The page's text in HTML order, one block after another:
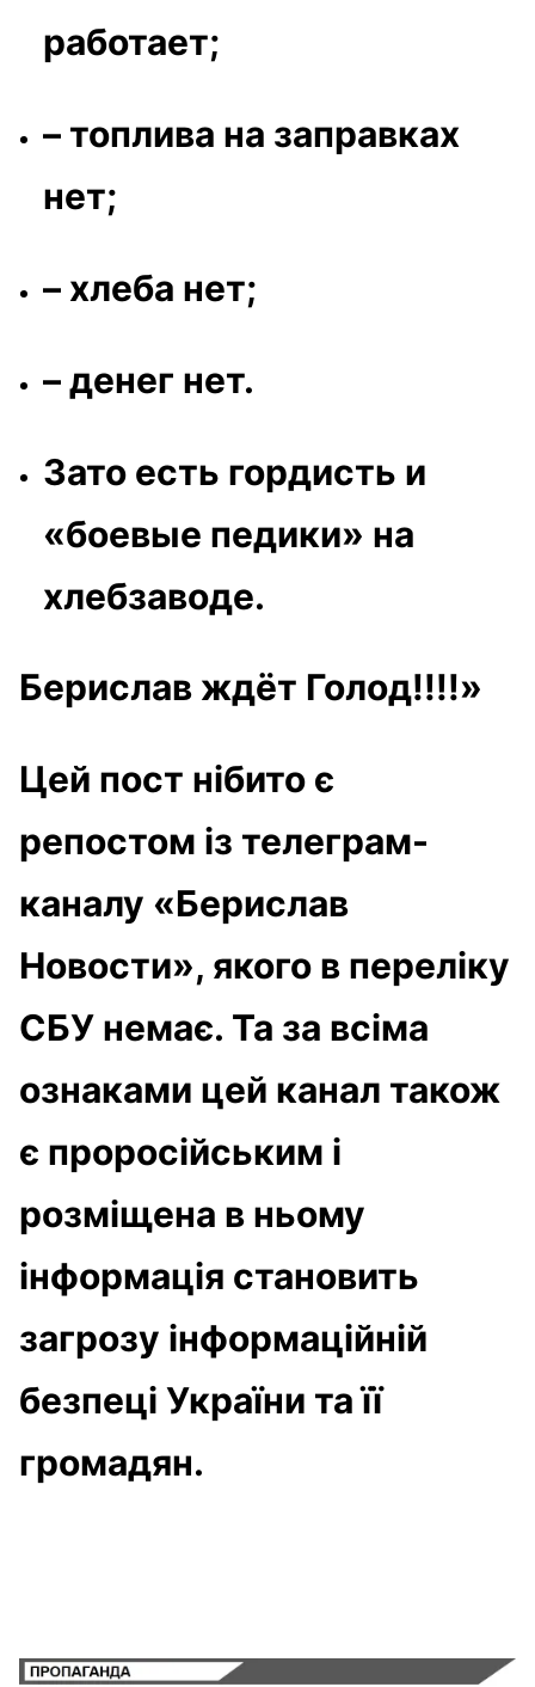
работает;
– топлива на заправках
нет;
– хлеба нет;
– денег нет.
Зато есть гордисть и
«боевые педики» на
хлебзаводе.
Берислав ждёт Голод!!!!»
Цей пост нібито є
репостом із телеграм-
каналу «Берислав
Новости», якого в переліку
СБУ немає. Та за всіма
ознаками цей канал також
є проросійським і
розміщена в ньому
інформація становить
загрозу інформаційній
безпеці України та її
громадян.